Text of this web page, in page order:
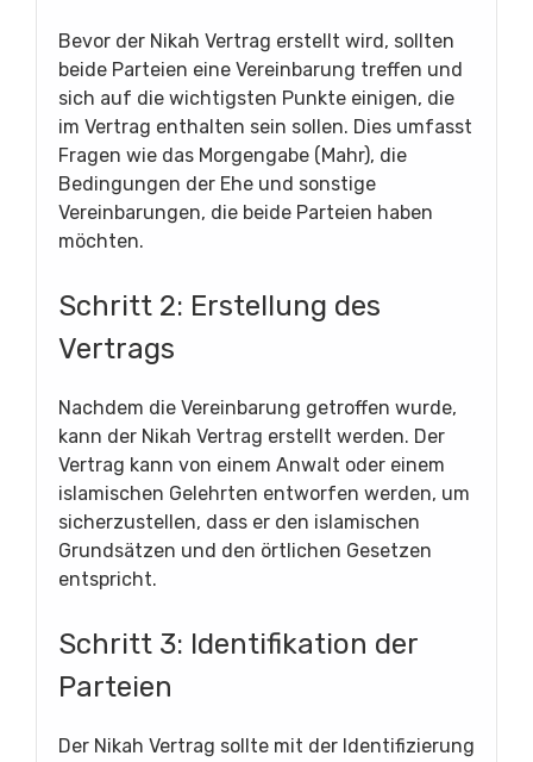
Bevor der Nikah Vertrag erstellt wird, sollten
beide Parteien eine Vereinbarung treffen und
sich auf die wichtigsten Punkte einigen, die
im Vertrag enthalten sein sollen. Dies umfasst
Fragen wie das Morgengabe (Mahr), die
Bedingungen der Ehe und sonstige
Vereinbarungen, die beide Parteien haben
möchten.
Schritt 2: Erstellung des
Vertrags
Nachdem die Vereinbarung getroffen wurde,
kann der Nikah Vertrag erstellt werden. Der
Vertrag kann von einem Anwalt oder einem
islamischen Gelehrten entworfen werden, um
sicherzustellen, dass er den islamischen
Grundsätzen und den örtlichen Gesetzen
entspricht.
Schritt 3: Identifikation der
Parteien
Der Nikah Vertrag sollte mit der Identifizierung